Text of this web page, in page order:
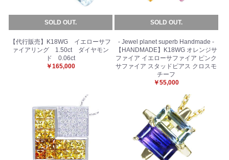
SOLD OUT.
【代行販売】K18WG イエローサフ
ァイアリング 1.50ct ダイヤモン
ド 0.06ct
￥165,000
SOLD OUT.
- Jewel planet superb Handmade -
【HANDMADE】K18WG オレンジサ
ファイア イエローサファイア ピンク
サファイア スタッドピアス クロスモ
チーフ
￥55,000